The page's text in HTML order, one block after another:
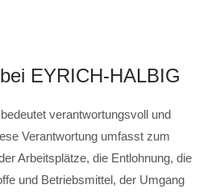
EYRICH-HALBIG
verantwortungsvoll und
Verantwortung umfasst zum
Arbeitsplätze, die Entlohnung, die
und Betriebsmittel, der Umgang